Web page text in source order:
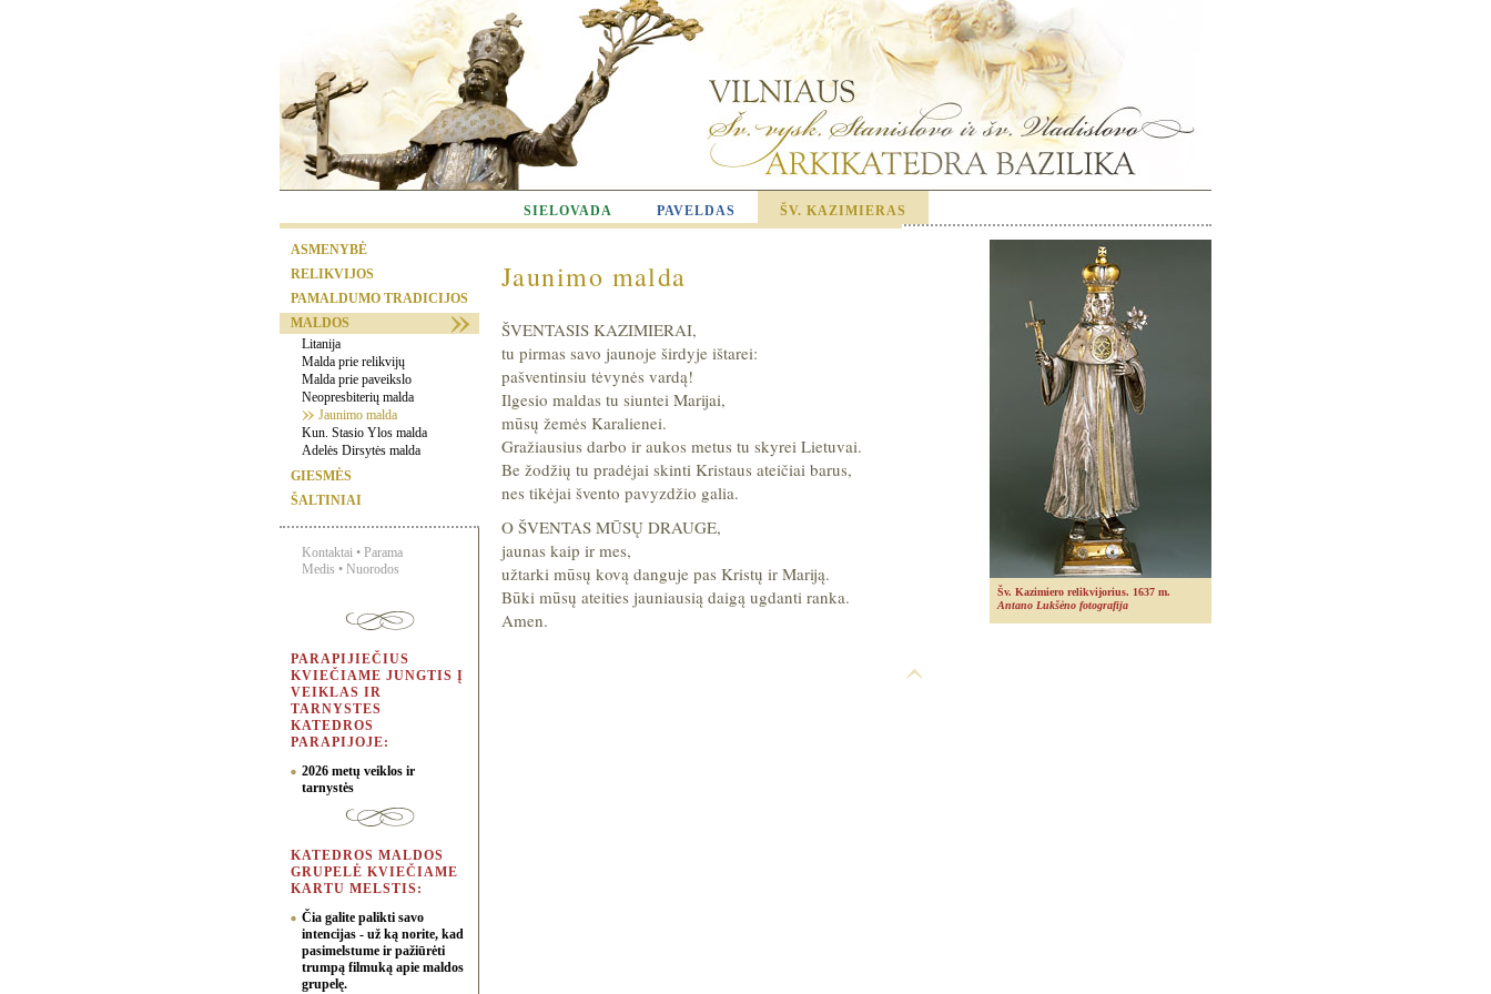
SIELOVADA PAVELDAS ŠV. KAZIMIERAS
ASMENYBĖ
RELIKVIJOS
PAMALDUMO TRADICIJOS
MALDOS
Litanija
Malda prie relikvijų
Malda prie paveikslo
Neopresbiterių malda
Jaunimo malda
Kun. Stasio Ylos malda
Adelės Dirsytės malda
GIESMĖS
ŠALTINIAI
Kontaktai • Parama
Medis • Nuorodos
PARAPIJIEČIUS
KVIEČIAME JUNGTIS Į
VEIKLAS IR
TARNYSTES
KATEDROS
PARAPIJOJE:
2026 metų veiklos ir
tarnystės
KATEDROS MALDOS
GRUPELĖ KVIEČIAME
KARTU MELSTIS:
Čia galite palikti savo
intencijas - už ką norite, kad
pasimelstume ir pažiūrėti
trumpą filmuką apie maldos
grupelę.
Jaunimo malda
ŠVENTASIS KAZIMIERAI,
tu pirmas savo jaunoje širdyje ištarei:
pašventinsiu tėvynės vardą!
Ilgesio maldas tu siuntei Marijai,
mūsų žemės Karalienei.
Gražiausius darbo ir aukos metus tu skyrei Lietuvai.
Be žodžių tu pradėjai skinti Kristaus ateičiai barus,
nes tikėjai švento pavyzdžio galia.
O ŠVENTAS MŪSŲ DRAUGE,
jaunas kaip ir mes,
užtarki mūsų kovą danguje pas Kristų ir Mariją.
Būki mūsų ateities jauniausią daigą ugdanti ranka.
Amen.
Šv. Kazimiero relikvijorius. 1637 m.
Antano Lukšėno fotografija